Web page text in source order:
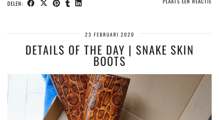
DELEN:
23 FEBRUARI 2020
DETAILS OF THE DAY | SNAKE SKIN
BOOTS